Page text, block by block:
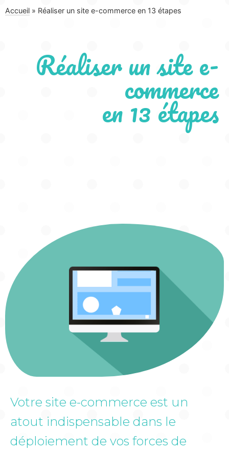
Accueil » Réaliser un site e-commerce en 13 étapes
Réaliser un site e-
commerce
en 13 étapes
Votre site e-commerce est un
atout indispensable dans le
déploiement de vos forces de